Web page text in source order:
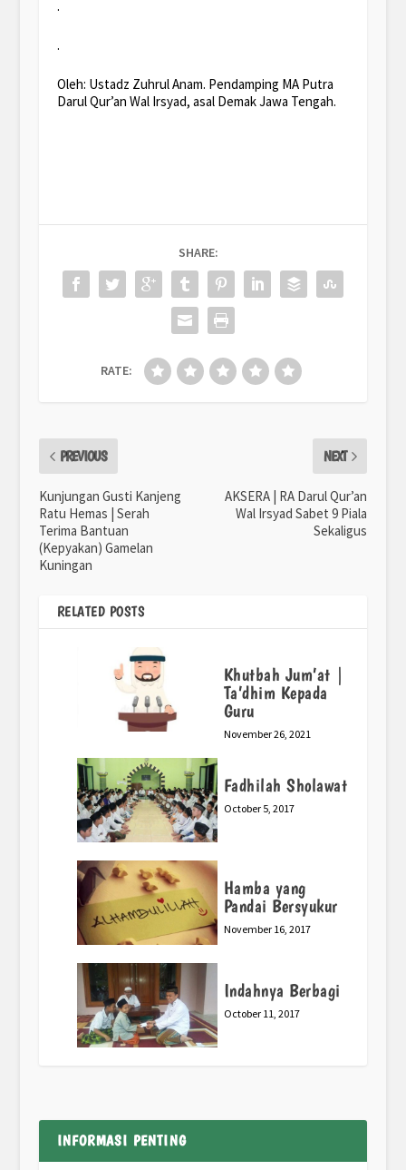
.
.
Oleh: Ustadz Zuhrul Anam. Pendamping MA Putra
Darul Qur’an Wal Irsyad, asal Demak Jawa Tengah.
SHARE:
RATE:
PREVIOUS
Kunjungan Gusti Kanjeng
Ratu Hemas | Serah
Terima Bantuan
(Kepyakan) Gamelan
Kuningan
NEXT
AKSERA | RA Darul Qur’an
Wal Irsyad Sabet 9 Piala
Sekaligus
RELATED POSTS
Khutbah Jum’at |
Ta’dhim Kepada
Guru
November 26, 2021
Fadhilah Sholawat
October 5, 2017
Hamba yang
Pandai Bersyukur
November 16, 2017
Indahnya Berbagi
October 11, 2017
INFORMASI PENTING